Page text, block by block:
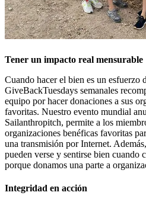
Tener un impacto real mensurable
Cuando hacer el bien es un esfuerzo
GiveBackTuesdays semanales
equipo por hacer donaciones a sus
favoritas. Nuestro evento mundial
Sailanthropitch, permite a los
organizaciones benéficas favoritas
una transmisión por Internet.
pueden verse y sentirse bien cuando
porque donamos una parte a
Integridad en acción